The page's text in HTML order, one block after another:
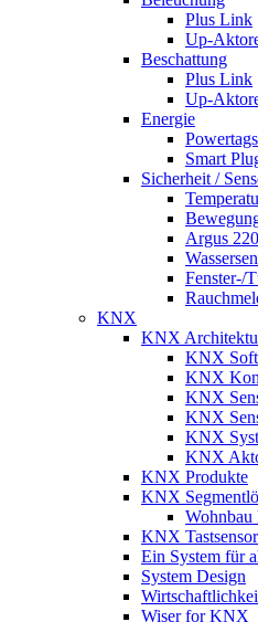
Plus Link
Up-
Beschattung
Plus Link
Up-
Energie
Powertags
Smart
Sicherheit /
Argus
Fenster-/
KNX
KNX
KNX
KNX
KNX
KNX
KNX
KNX
KNX Produkte
KNX
Wohnbau
KNX
Ein System für
System Design
Wiser for KNX